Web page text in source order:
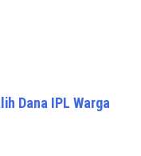
Dana IPL Warga